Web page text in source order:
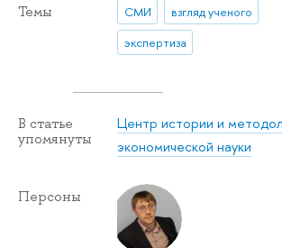
Темы СМИ
взгляд ученого
экспертиза
В статье
упомянуты
Центр истории и
экономической науки
Персоны